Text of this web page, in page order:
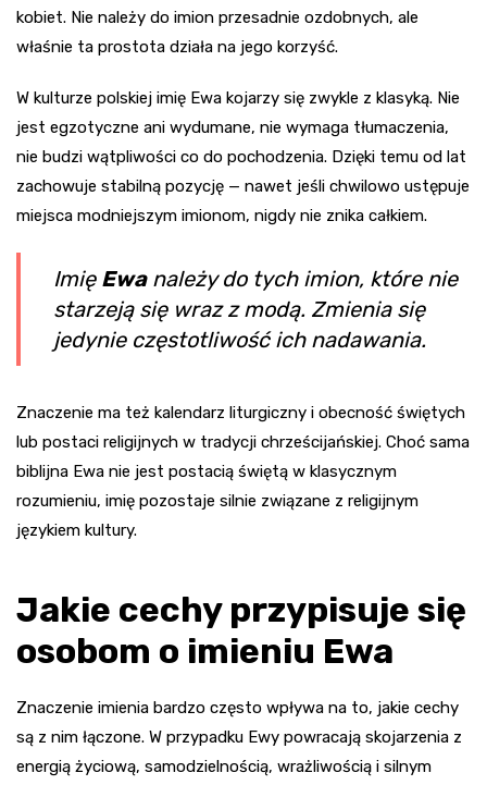
kobiet. Nie należy do imion przesadnie ozdobnych, ale
właśnie ta prostota działa na jego korzyść.
W kulturze polskiej imię Ewa kojarzy się zwykle z klasyką. Nie
jest egzotyczne ani wydumane, nie wymaga tłumaczenia,
nie budzi wątpliwości co do pochodzenia. Dzięki temu od lat
zachowuje stabilną pozycję — nawet jeśli chwilowo ustępuje
miejsca modniejszym imionom, nigdy nie znika całkiem.
Imię Ewanależy do tych imion, które nie
starzeją się wraz z modą. Zmienia się
jedynie częstotliwość ich nadawania.
Znaczenie ma też kalendarz liturgiczny i obecność świętych
lub postaci religijnych w tradycji chrześcijańskiej. Choć sama
biblijna Ewa nie jest postacią świętą w klasycznym
rozumieniu, imię pozostaje silnie związane z religijnym
językiem kultury.
Jakie cechy przypisuje się
osobom o imieniu Ewa
Znaczenie imienia bardzo często wpływa na to, jakie cechy
są z nim łączone. W przypadku Ewy powracają skojarzenia z
energią życiową, samodzielnością, wrażliwością i silnym